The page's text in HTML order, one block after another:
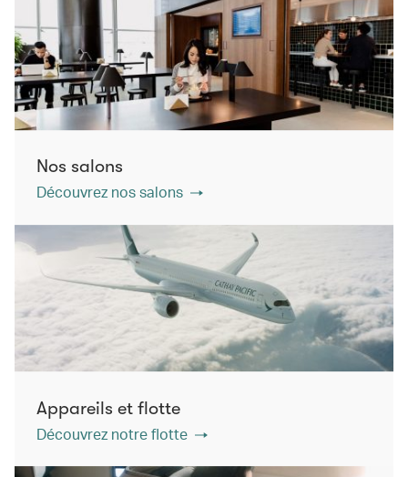
Nos salons
Découvrez nos salons
Appareils et flotte
Découvrez notre flotte